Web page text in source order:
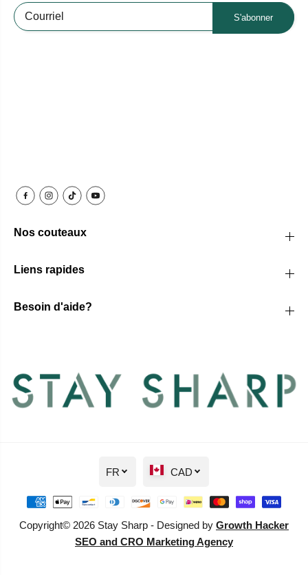
S'abonner
Nos couteaux
Liens rapides
Besoin d'aide?
Copyright© 2026 Stay Sharp - Designed by Growth Hacker
SEO and CRO Marketing Agency
FR CAD